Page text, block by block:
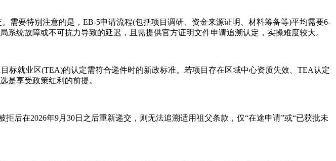
需要特别注意的是，EB-5申请流程(包括项目调研、资金来源证明、材料筹备等)平均需要6-
统故障或不可抗力导致的延迟，且需提供官方证明文件申请追溯认定，实操难度较大。
标就业区(TEA)的认定需符合递件时的新政标准。若项目存在区域中心资质失效、TEA认定
是享受政策红利的前提。
后在2026年9月30日之后重新递交，则无法追溯适用祖父条款，仅“在途申请”或“已获批未